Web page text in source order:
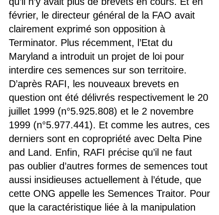
février, le directeur général de la FAO avait
clairement exprimé son opposition à
Terminator. Plus récemment, l’Etat du
Maryland a introduit un projet de loi pour
interdire ces semences sur son territoire.
D’après RAFI, les nouveaux brevets en
question ont été délivrés respectivement le 20
juillet 1999 (n°5.925.808) et le 2 novembre
1999 (n°5.977.441). Et comme les autres, ces
derniers sont en copropriété avec Delta Pine
and Land. Enfin, RAFI précise qu’il ne faut
pas oublier d’autres formes de semences tout
aussi insidieuses actuellement à l’étude, que
cette ONG appelle les Semences Traitor. Pour
que la caractéristique liée à la manipulation